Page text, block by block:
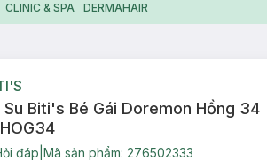
CLINIC & SPA DERMAHAIR
Su Biti's Bé Gái Doremon Hồng 34
đáp Mã sản phẩm: 276502333